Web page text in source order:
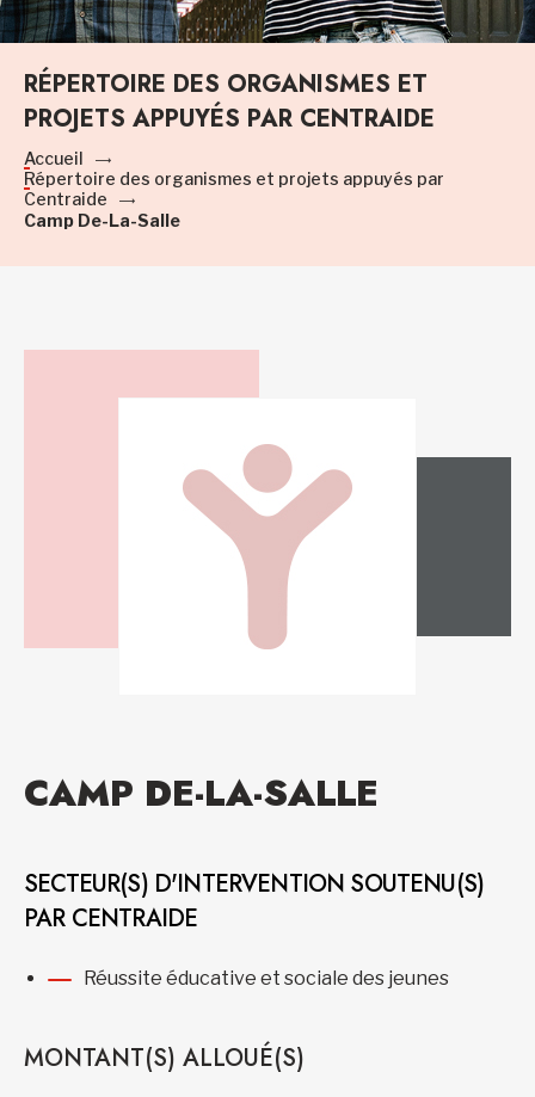
RÉPERTOIRE DES ORGANISMES ET
PROJETS APPUYÉS PAR CENTRAIDE
Accueil
Répertoire des organismes et projets appuyés par
Centraide
Camp De-La-Salle
CAMP DE-LA-SALLE
SECTEUR(S) D'INTERVENTION SOUTENU(S)
PAR CENTRAIDE
Réussite éducative et sociale des jeunes
MONTANT(S) ALLOUÉ(S)